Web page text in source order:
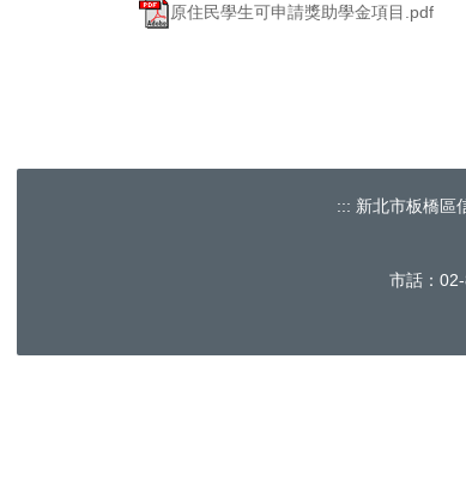
原住民學生可申請獎助學金項目.pdf
::: 新北市板橋區
市話：